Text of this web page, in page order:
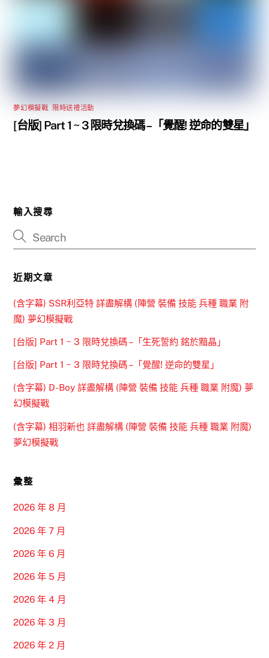
夢幻模擬戰 限時送禮活動
[台版] Part 1 ~ 3 限時兌換碼 –「覺醒! 逆命的雙星」
輸入搜尋
近期文章
(含字幕) SSR利亞特 詳盡解構 (陣營 裝備 技能 兵種 職業 附
魔) 夢幻模擬戰
[台版] Part 1 ~ 3 限時兌換碼 –「生死誓約 銘於黯晶」
[台版] Part 1 ~ 3 限時兌換碼 –「覺醒! 逆命的雙星」
(含字幕) D-Boy 詳盡解構 (陣營 裝備 技能 兵種 職業 附魔) 夢
幻模擬戰
(含字幕) 相羽新也 詳盡解構 (陣營 裝備 技能 兵種 職業 附魔)
夢幻模擬戰
彙整
2026 年 8 月
2026 年 7 月
2026 年 6 月
2026 年 5 月
2026 年 4 月
2026 年 3 月
2026 年 2 月